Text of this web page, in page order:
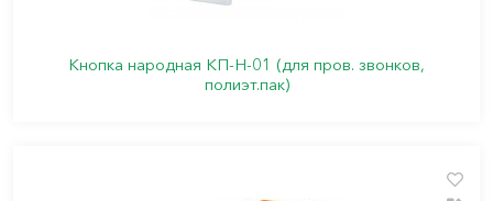
Кнопка народная КП-Н-01 (для пров. звонков,
полиэт.пак)